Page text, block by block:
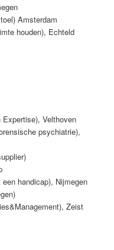
Amsterdam
houden), Echteld
Velthoven
psychiatrie),
handicap), Nijmegen
Zeist